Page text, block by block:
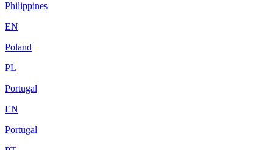
Philippines
EN
Poland
PL
Portugal
EN
Portugal